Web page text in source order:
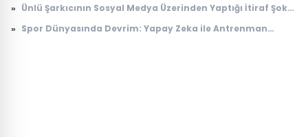
» Ünlü Şarkıcının Sosyal Medya Üzerinden Yaptığı İtiraf Şok
» Spor Dünyasında Devrim: Yapay Zeka ile Antrenman